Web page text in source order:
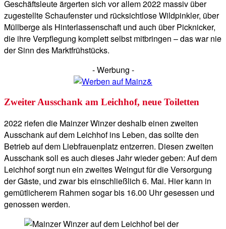
Geschäftsleute ärgerten sich vor allem 2022 massiv über
zugestellte Schaufenster und rücksichtlose Wildpinkler, über
Müllberge als Hinterlassenschaft und auch über Picknicker,
die ihre Verpflegung komplett selbst mitbringen – das war nie
der Sinn des Marktfrühstücks.
- Werbung -
Zweiter Ausschank am Leichhof, neue Toiletten
2022 riefen die Mainzer Winzer deshalb einen zweiten
Ausschank auf dem Leichhof ins Leben, das sollte den
Betrieb auf dem Liebfrauenplatz entzerren. Diesen zweiten
Ausschank soll es auch dieses Jahr wieder geben: Auf dem
Leichhof sorgt nun ein zweites Weingut für die Versorgung
der Gäste, und zwar bis einschließlich 6. Mai. Hier kann in
gemütlicherem Rahmen sogar bis 16.00 Uhr gesessen und
genossen werden.